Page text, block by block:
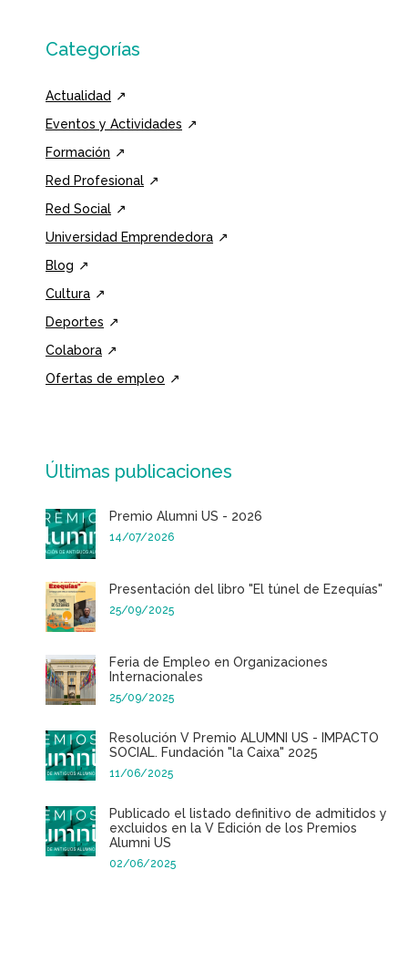
Categorías
Actualidad
Eventos y Actividades
Formación
Red Profesional
Red Social
Universidad Emprendedora
Blog
Cultura
Deportes
Colabora
Ofertas de empleo
Últimas publicaciones
Premio Alumni US - 2026
14/07/2026
Presentación del libro "El túnel de Ezequías"
25/09/2025
Feria de Empleo en Organizaciones
Internacionales
25/09/2025
Resolución V Premio ALUMNI US - IMPACTO
SOCIAL. Fundación "la Caixa" 2025
11/06/2025
Publicado el listado definitivo de admitidos y
excluidos en la V Edición de los Premios
Alumni US
02/06/2025